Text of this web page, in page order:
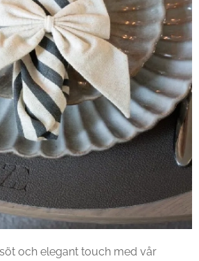
och elegant touch med vår